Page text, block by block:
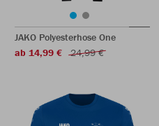
JAKO Polyesterhose One
ab 14,99 €
24,99 €